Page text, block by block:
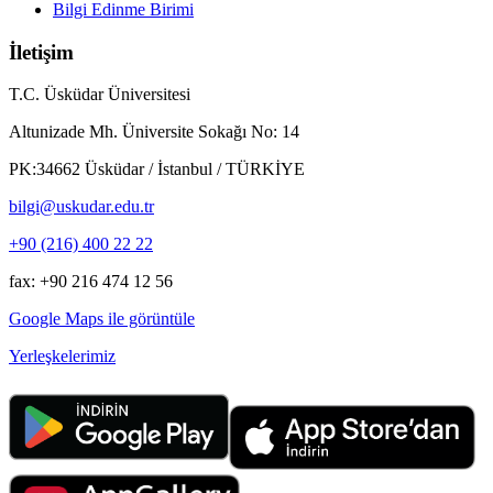
Bilgi Edinme Birimi
İletişim
T.C. Üsküdar Üniversitesi
Altunizade Mh. Üniversite Sokağı No: 14
PK:34662 Üsküdar / İstanbul / TÜRKİYE
bilgi@uskudar.edu.tr
+90 (216) 400 22 22
fax: +90 216 474 12 56
Google Maps ile görüntüle
Yerleşkelerimiz